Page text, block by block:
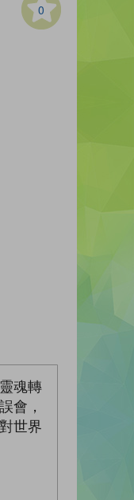
0
魂轉
會，
世界